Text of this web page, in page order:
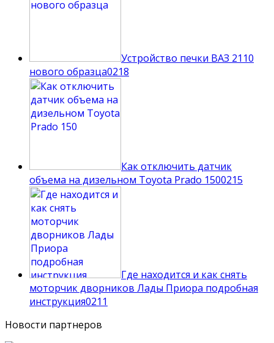
Устройство печки ВАЗ 2110
нового образца0218
Как отключить датчик
объема на дизельном Toyota Prado 1500215
Где находится и как снять
моторчик дворников Лады Приора подробная
инструкция0211
Новости партнеров